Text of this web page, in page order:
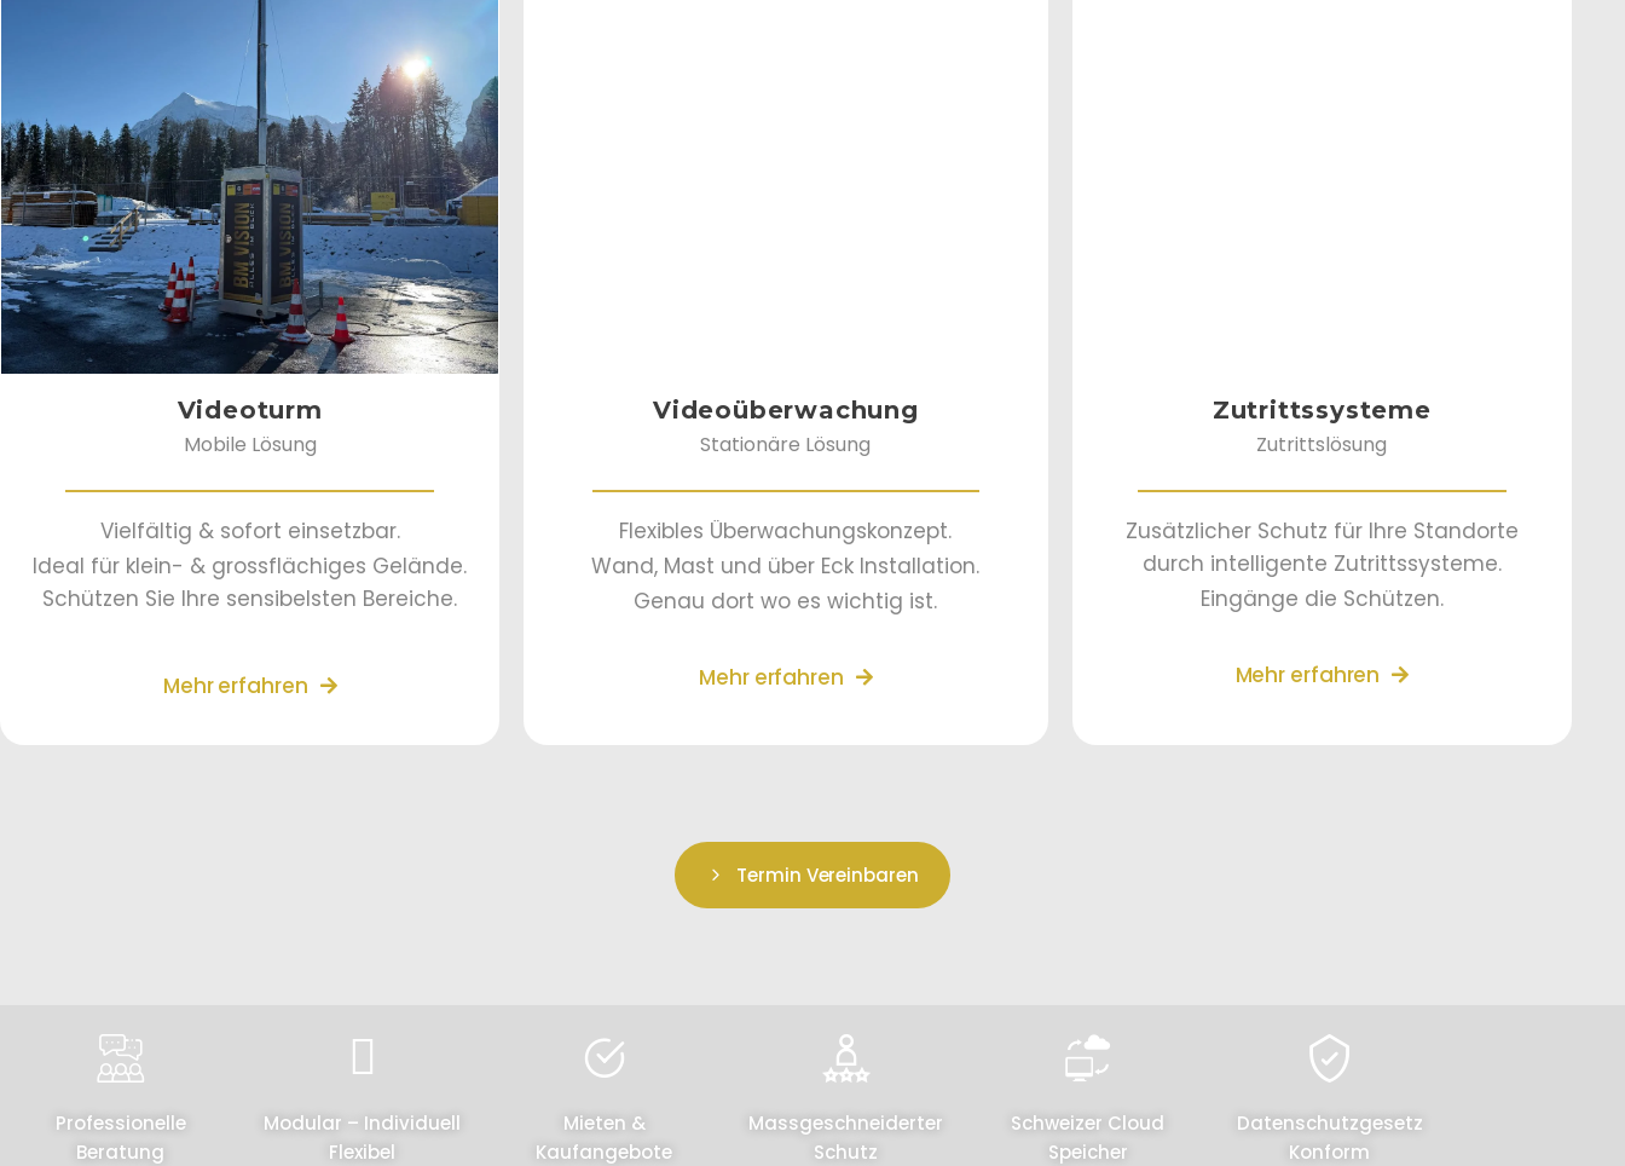
Videoturm
Mobile Lösung
Vielfältig & sofort einsetzbar.
Ideal für klein- & grossflächiges Gelände.
Schützen Sie Ihre sensibelsten Bereiche.
Mehr erfahren
Videoüberwachung
Stationäre Lösung
Flexibles Überwachungskonzept.
Wand, Mast und über Eck Installation.
Genau dort wo es wichtig ist.
Mehr erfahren
Zutrittssysteme
Zutrittslösung
Zusätzlicher Schutz für Ihre Standorte
durch intelligente Zutrittssysteme.
Eingänge die Schützen.
Mehr erfahren
Termin Vereinbaren
Professionelle
Beratung
Modular – Individuell
Flexibel
Mieten &
Kaufangebote
Massgeschneiderter
Schutz
Schweizer Cloud
Speicher
Datenschutzgesetz
Konform